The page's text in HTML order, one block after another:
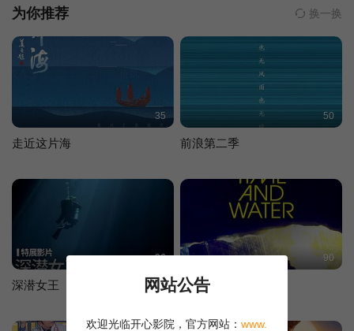
为你推荐 换一换
35
走近这片海
50
前浪第二季
96
深潜女王
90
逝水与流年
网站公告
欢迎光临开心影院，官方网站： www.